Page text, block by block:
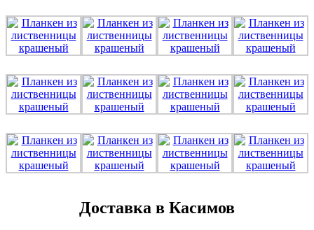
Доставка в Касимов